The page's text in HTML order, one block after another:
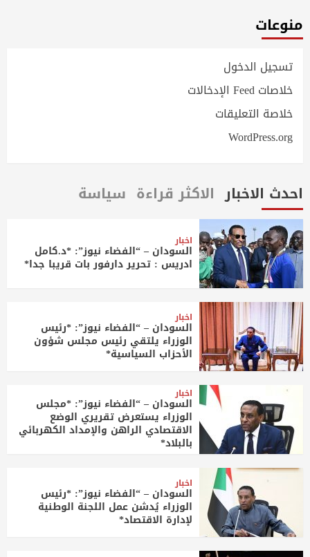
منوعات
تسجيل الدخول
خلاصات Feed الإدخالات
خلاصة التعليقات
WordPress.org
احدث الاخبار الاكثر قراءة سياسة
اخبار
السودان – “الفضاء نيوز”: *د.كامل
ادريس : تحرير دارفور بات قريبا جدا*
اخبار
السودان – “الفضاء نيوز”: *رئيس
الوزراء يلتقي رئيس مجلس شؤون
الأحزاب السياسية*
اخبار
السودان – “الفضاء نيوز”: *مجلس
الوزراء يستعرض تقريري الوضع
الاقتصادي الراهن والإمداد الكهربائي
بالبلاد*
اخبار
السودان – “الفضاء نيوز”: *رئيس
الوزراء يُدشن عمل اللجنة الوطنية
لإدارة الاقتصاد*